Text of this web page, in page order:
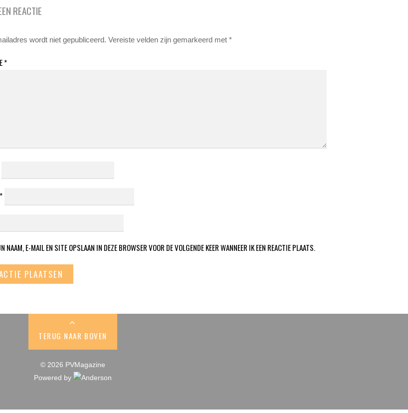
REACTIE
wordt niet gepubliceerd. Vereiste velden zijn gemarkeerd met*
*
*
NAAM, E-MAIL EN SITE OPSLAAN IN DEZE BROWSER VOOR DE VOLGENDE KEER WANNEER IK EEN REACTIE PLAATS.
TERUG NAAR BOVEN
© 2026 PVMagazine
Powered by